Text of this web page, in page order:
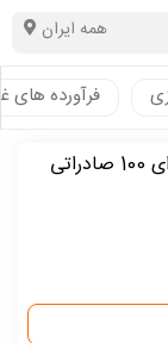
همه ایران
فرآورده های